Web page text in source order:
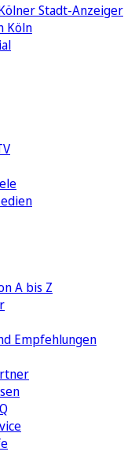
Stadt-Anzeiger
Köln
A bis Z
Empfehlungen